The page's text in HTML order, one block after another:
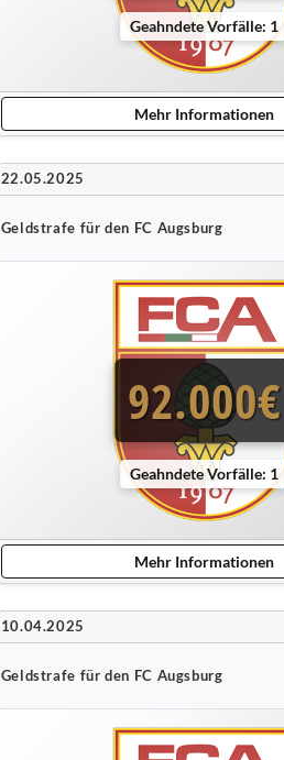
Geahndete Vorfälle: 1
Mehr Informationen
22.05.2025
Geldstrafe für den FC Augsburg
92.000€
Geahndete Vorfälle: 1
Mehr Informationen
10.04.2025
Geldstrafe für den FC Augsburg